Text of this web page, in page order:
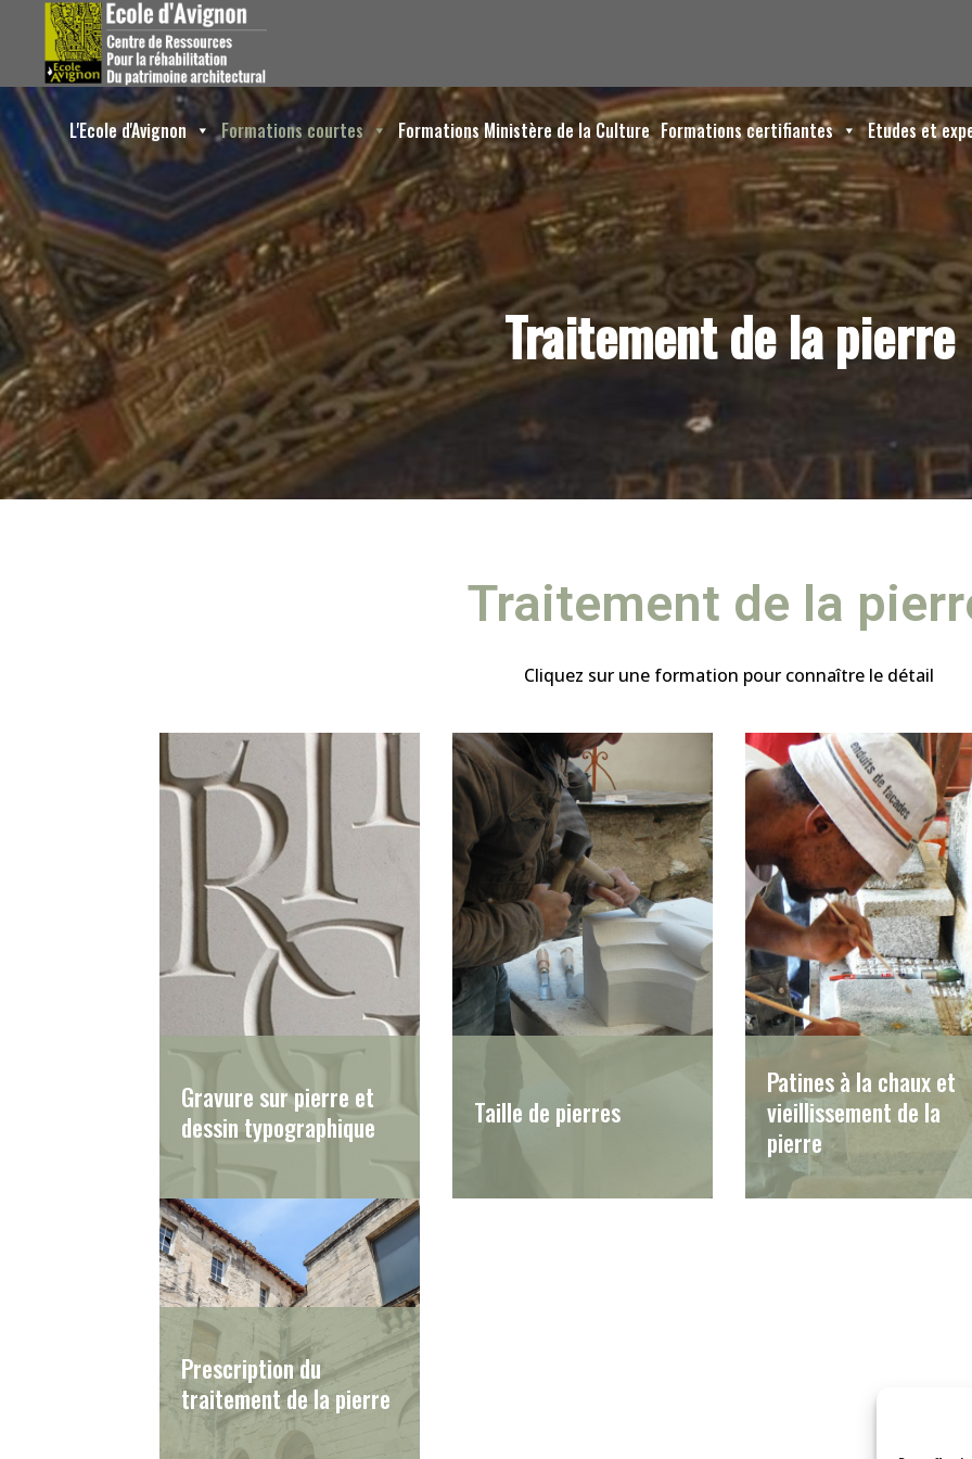
L'Ecole d'Avignon Formations courtes Formations Ministère de la Culture Formations certifiantes Etudes et
Traitement de la pierre
Traitement de la
Cliquez sur une formation pour connaître le détail
Gravure sur pierre et
dessin typographique
Taille de pierres
Patines à la chaux et
vieillissement de la
pierre
Prescription du
traitement de la pierre